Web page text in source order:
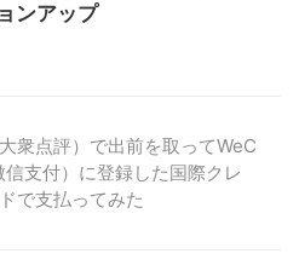
ンアップ
衆点評）で出前を取ってWeC
支付）に登録した国際クレ
で支払ってみた